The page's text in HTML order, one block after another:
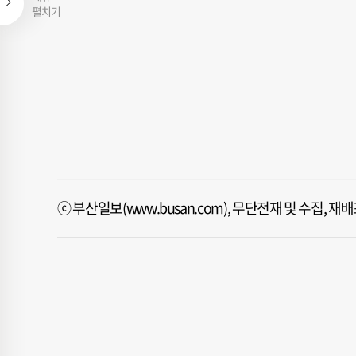
펼치기
ⓒ 부산일보(www.busan.com), 무단전재 및 수집, 재